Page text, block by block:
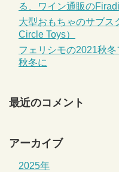
る、ワイン通販の
大型おもちゃのサブス
Circle Toys）
フェリシモの2021秋
秋冬に
最近のコメント
アーカイブ
2025年